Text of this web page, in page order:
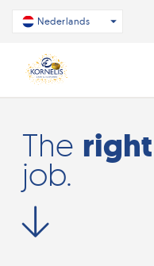
Nederlands
The right
job.